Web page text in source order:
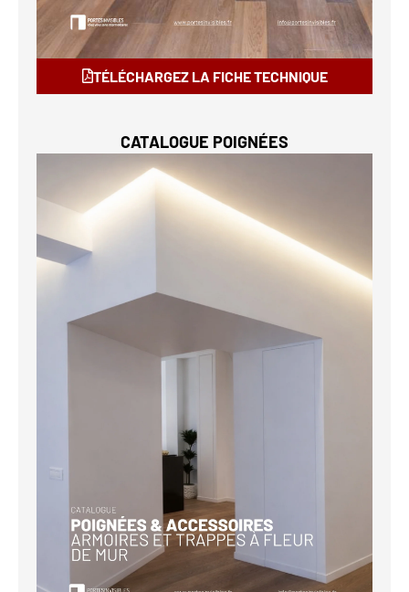
TÉLÉCHARGEZ LA FICHE TECHNIQUE
CATALOGUE POIGNÉES